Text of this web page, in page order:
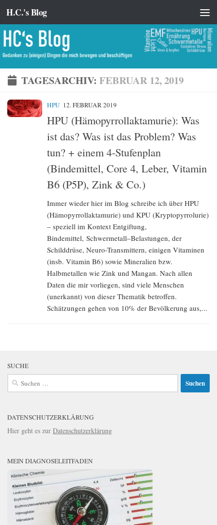
Zum Inhalt springen
H.C.'s Blog
TAGESARCHIV: FEBRUAR 12, 2019
HPU 12. FEBRUAR 2019
HPU (Hämopyrrollaktamurie): Was
ist das? Was ist das Problem? Was
tun? + einem 4-Stufenplan
(Bindemittel, Core 4, Leber, Vitamin
B6 (P5P), Zink & Co.)
Immer wieder hier im Blog schreibe ich über HPU
(Hämopyrrollaktamurie) und KPU (Kryptopyrrolurie)
– speziell im Kontext Entgiftung,
Bindemittel, Schwermetall–Belastungen, der
Schilddrüse, Neuro-Transmittern, einigen Vitaminen
(insb. Vitamin B6) sowie Mineralien bzw.
Halbmetallen wie Zink und Mangan. Nach allen
Daten die mir vorliegen, sind viele Menschen
(unerkannt) von dieser Thematik betroffen.
Schätzungen gehen von 10% der Bevölkerung aus,...
SUCHE
Suchen
nach:
DATENSCHUTZERKLÄRUNG
Hier geht es zur Datenschutzerklärung
MEIN DIAGNOSELEITFADEN